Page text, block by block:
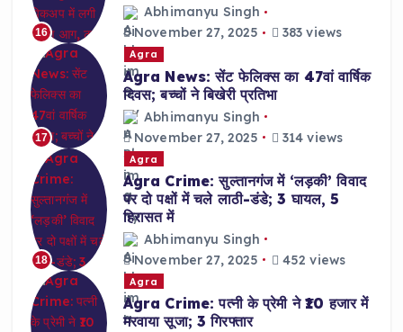
16
Abhimanyu Singh
November 27, 2025
383 views
17
Agra
Agra News: सेंट फेलिक्स का 47वां वार्षिक
दिवस; बच्चों ने बिखेरी प्रतिभा
Abhimanyu Singh
November 27, 2025
314 views
18
Agra
Agra Crime: सुल्तानगंज में ‘लड़की’ विवाद
पर दो पक्षों में चले लाठी-डंडे; 3 घायल, 5
हिरासत में
Abhimanyu Singh
November 27, 2025
452 views
Agra
Agra Crime: पत्नी के प्रेमी ने ₹10 हजार में
मरवाया सूजा; 3 गिरफ्तार